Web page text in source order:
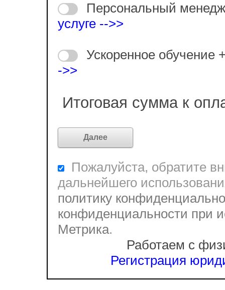
Персональный
услуге -->>
Ускоренное обучение
->>
Итоговая сумма к
Пожалуйста, обратите
дальнейшего
политику
конфиденциальности при
Метрика.
Работаем с
Регистрация